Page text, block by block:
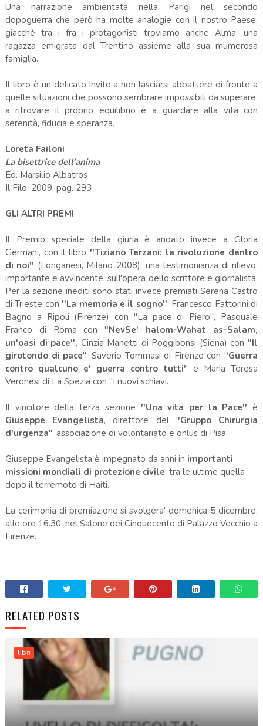
Una narrazione ambientata nella Parigi nel secondo
dopoguerra che però ha molte analogie con il nostro Paese,
giacché tra i fra i protagonisti troviamo anche Alma, una
ragazza emigrata dal Trentino assieme alla sua mumerosa
famiglia.
Il libro è un delicato invito a non lasciarsi abbattere di fronte a
quelle situazioni che possono sembrare impossibili da superare,
a ritrovare il proprio equilibrio e a guardare alla vita con
serenità, fiducia e speranza.
Loreta Failoni
La bisettrice dell'anima
Ed. Marsilio Albatros
Il Filo, 2009, pag. 293
GLI ALTRI PREMI
Il Premio speciale della giuria è andato invece a Gloria
Germani, con il libro ''Tiziano Terzani: la rivoluzione dentro
di noi'' (Longanesi, Milano 2008), una testimonianza di rilievo,
importante e avvincente, sull'opera dello scrittore e giornalista.
Per la sezione inediti sono stati invece premiati Serena Castro
di Trieste con ''La memoria e il sogno'', Francesco Fattorini di
Bagno a Ripoli (Firenze) con ''La pace di Piero'', Pasquale
Franco di Roma con ''NevSe' halom-Wahat as-Salam,
un'oasi di pace'', Cinzia Manetti di Poggibonsi (Siena) con ''Il
girotondo di pace'', Saverio Tommasi di Firenze con ''Guerra
contro qualcuno e' guerra contro tutti'' e Maria Teresa
Veronesi di La Spezia con ''I nuovi schiavi.
Il vincitore della terza sezione ''Una vita per la Pace'' è
Giuseppe Evangelista, direttore del ''Gruppo Chirurgia
d'urgenza'', associazione di volontariato e onlus di Pisa.
Giuseppe Evangelista è impegnato da anni in importanti
missioni mondiali di protezione civile: tra le ultime quella
dopo il terremoto di Haiti.
La cerimonia di premiazione si svolgera' domenica 5 dicembre,
alle ore 16.30, nel Salone dei Cinquecento di Palazzo Vecchio a
Firenze.
RELATED POSTS
libri